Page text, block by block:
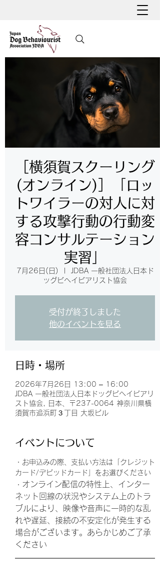
［横須賀スクーリング
(オンライン)］「ロッ
トワイラーの対人に対
する攻撃行動の行動変
容コンサルテーション
実習」
7月26日(日)
JDBA 一般社団法人日本ド
ッグビヘイビアリスト協会
受付が終了しました
他のイベントを見る
日時・場所
2026年7月26日 13:00 – 16:00
JDBA 一般社団法人日本ドッグビヘイビアリ
スト協会, 日本、〒237-0064 神奈川県横
須賀市追浜町３丁目 大坂ビル
イベントについて
・お申込みの際、支払い方法は「クレジット
カード/デビッドカード」をお選びください
・ オンライン配信の特性上、インター
ネット回線の状況やシステム上のトラ
ブルにより、映像や音声に一時的な乱
れや遅延、接続の不安定化が発生する
場合がございます。あらかじめご了承
ください